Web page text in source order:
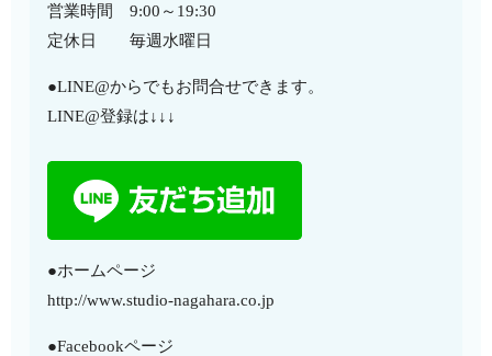
営業時間 9:00～19:30
定休日 毎週水曜日
●LINE@からでもお問合せできます。
LINE@登録は↓↓↓
●ホームページ
http://www.studio-nagahara.co.jp
●Facebookページ